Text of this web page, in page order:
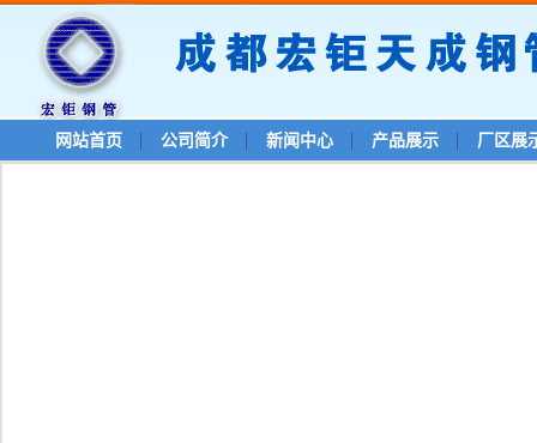
网站首页 公司简介 新闻中心 产品展示 厂区展